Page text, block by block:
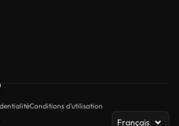
Conditions d’utilisation
Français